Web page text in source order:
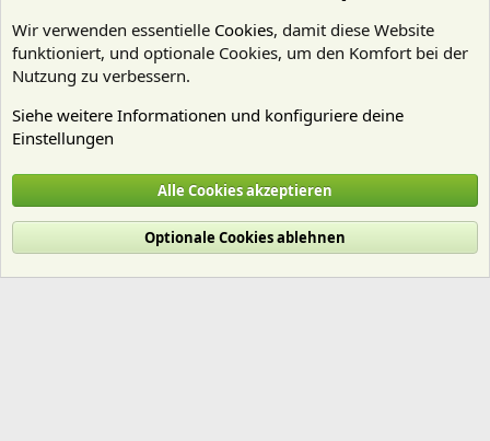
Cookies
Deutsch (Du)
Nutzungsbedingungen
Datenschutz Hilfe und Impressum
R
Wir verwenden essentielle Cookies, damit diese Website
funktioniert, und optionale Cookies, um den Komfort bei der
Nutzung zu verbessern.
Siehe weitere Informationen und konfiguriere deine
Einstellungen
Alle Cookies akzeptieren
Optionale Cookies ablehnen